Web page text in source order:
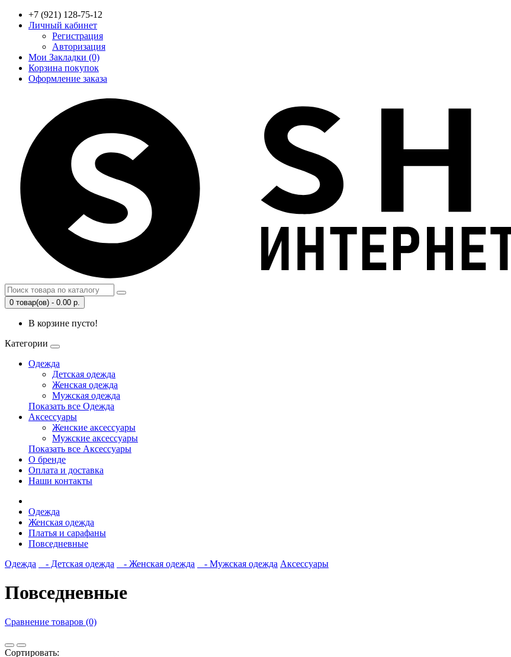
+7 (921) 128-75-12
Личный кабинет
Регистрация
Авторизация
Мои Закладки (0)
Корзина покупок
Оформление заказа
0 товар(ов) - 0.00 р.
В корзине пусто!
Категории
Одежда
Детская одежда
Женская одежда
Мужская одежда
Показать все Одежда
Аксессуары
Женские аксессуары
Мужские аксессуары
Показать все Аксессуары
О бренде
Оплата и доставка
Наши контакты
Одежда
Женская одежда
Платья и сарафаны
Повседневные
Одежда
- Детская одежда - Женская одежда - Мужская одежда Аксессуары
Повседневные
Сравнение товаров (0)
Сортировать: